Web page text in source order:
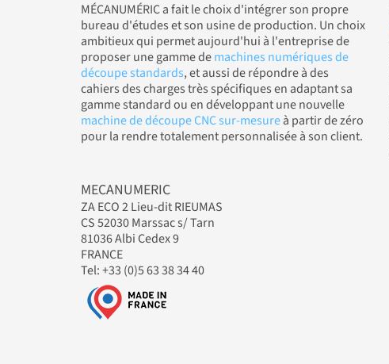
MÉCANUMÉRIC a fait le choix d'intégrer son propre
bureau d'études et son usine de production. Un choix
ambitieux qui permet aujourd'hui à l'entreprise de
proposer une gamme demachines numériques de
découpe standards, et aussi de répondre à des
cahiers des charges très spécifiques en adaptant sa
gamme standard ou en développant une nouvelle
machine de découpe CNC sur-mesureà partir de zéro
pour la rendre totalement personnalisée à son client.
MECANUMERIC
ZA ECO 2 Lieu-dit RIEUMAS
CS 52030 Marssac s/ Tarn
81036 Albi Cedex 9
FRANCE
Tel: +33 (0)5 63 38 34 40